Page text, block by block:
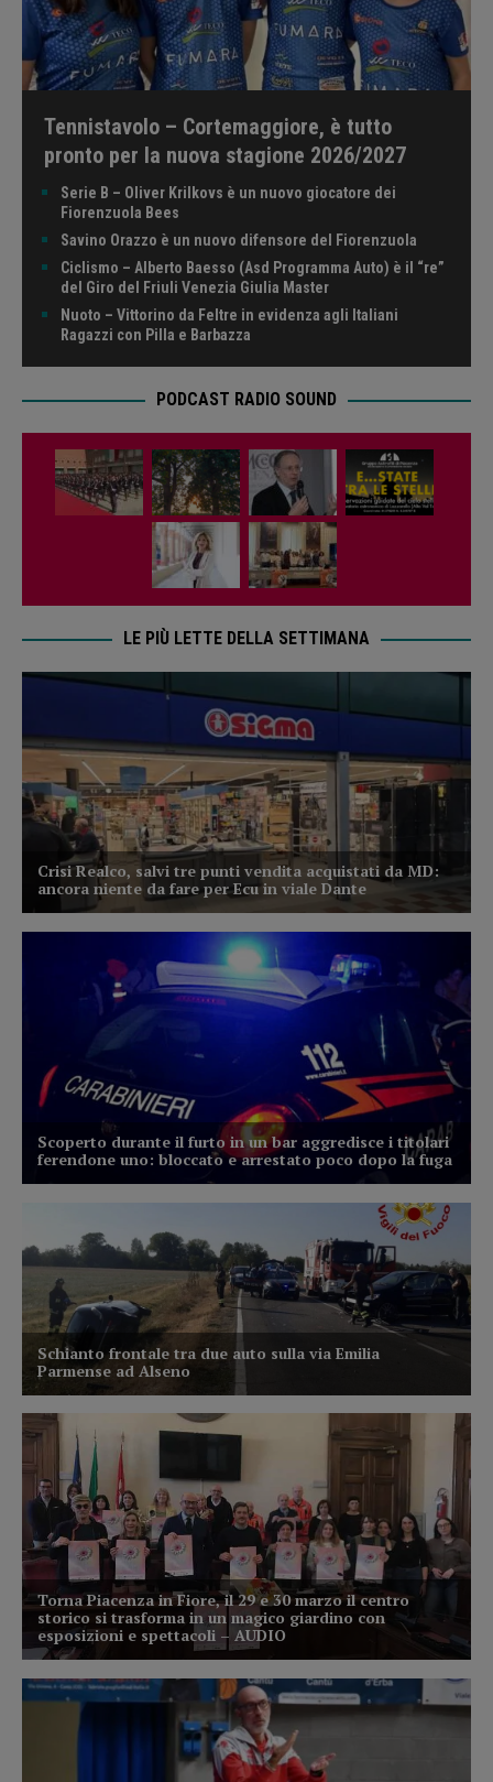
Tennistavolo – Cortemaggiore, è tutto
pronto per la nuova stagione 2026/2027
Serie B – Oliver Krilkovs è un nuovo giocatore dei
Fiorenzuola Bees
Savino Orazzo è un nuovo difensore del Fiorenzuola
Ciclismo – Alberto Baesso (Asd Programma Auto) è il “re”
del Giro del Friuli Venezia Giulia Master
Nuoto – Vittorino da Feltre in evidenza agli Italiani
Ragazzi con Pilla e Barbazza
PODCAST RADIO SOUND
LE PIÙ LETTE DELLA SETTIMANA